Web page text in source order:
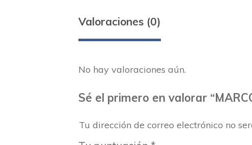
Valoraciones (0)
No hay valoraciones aún.
Sé el primero en valorar
Tu dirección de correo electrónico no